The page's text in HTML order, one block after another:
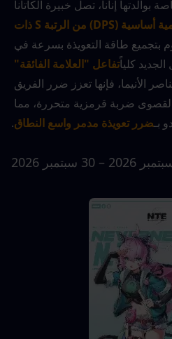
كلياً
بـضرر تعويذة مدمر واسع النطاق.